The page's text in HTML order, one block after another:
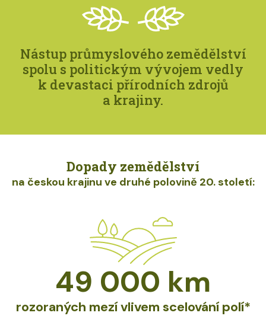
Nástup průmyslového zemědělství
spolu s politickým vývojem vedly
k devastaci přírodních zdrojů
a krajiny.
Dopady zemědělství
na českou krajinu ve druhé polovině 20. století:
49 000 km
rozoraných mezí vlivem scelování polí*